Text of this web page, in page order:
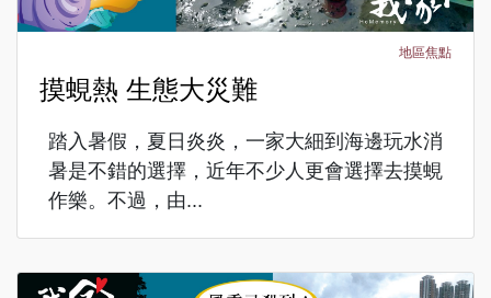
地區焦點
摸蜆熱 生態大災難
踏入暑假，夏日炎炎，一家大細到海邊玩水消
暑是不錯的選擇，近年不少人更會選擇去摸蜆
作樂。不過，由...